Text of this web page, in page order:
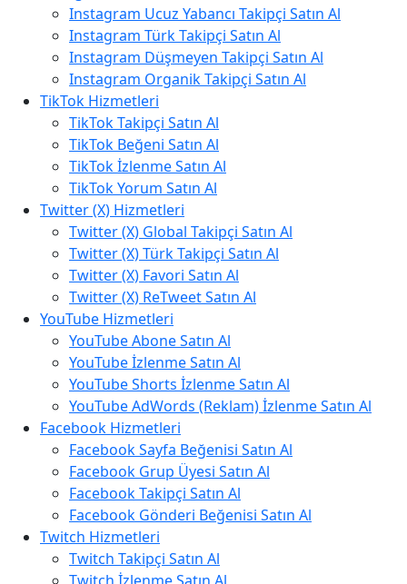
Instagram Ucuz Yabancı Takipçi Satın Al
Instagram Türk Takipçi Satın Al
Instagram Düşmeyen Takipçi Satın Al
Instagram Organik Takipçi Satın Al
TikTok Hizmetleri
TikTok Takipçi Satın Al
TikTok Beğeni Satın Al
TikTok İzlenme Satın Al
TikTok Yorum Satın Al
Twitter (X) Hizmetleri
Twitter (X) Global Takipçi Satın Al
Twitter (X) Türk Takipçi Satın Al
Twitter (X) Favori Satın Al
Twitter (X) ReTweet Satın Al
YouTube Hizmetleri
YouTube Abone Satın Al
YouTube İzlenme Satın Al
YouTube Shorts İzlenme Satın Al
YouTube AdWords (Reklam) İzlenme Satın Al
Facebook Hizmetleri
Facebook Sayfa Beğenisi Satın Al
Facebook Grup Üyesi Satın Al
Facebook Takipçi Satın Al
Facebook Gönderi Beğenisi Satın Al
Twitch Hizmetleri
Twitch Takipçi Satın Al